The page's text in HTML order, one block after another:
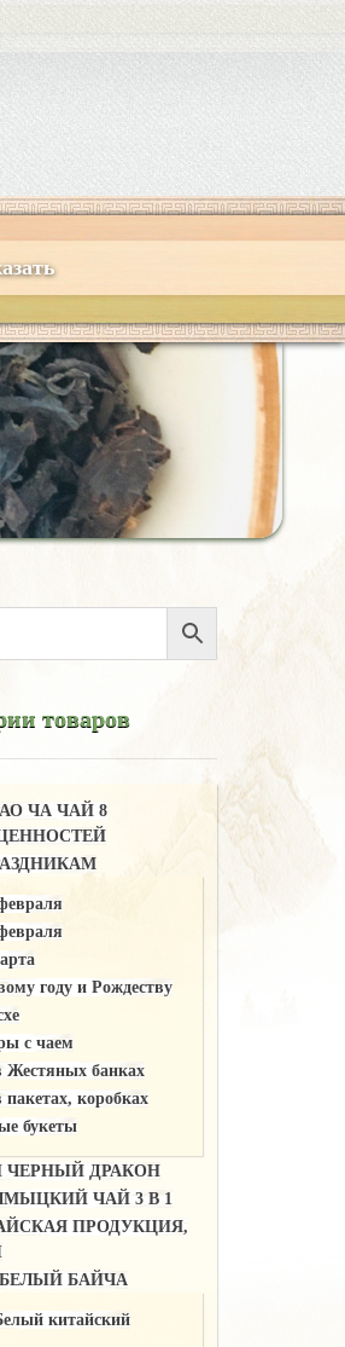
товаров
ЧА ЧАЙ 8
году и Рождеству
с чаем
Жестяных банках
коробках
букеты
ЧЕРНЫЙ ДРАКОН
ЧАЙ 3 В 1
ПРОДУКЦИЯ,
БАЙЧА
китайский